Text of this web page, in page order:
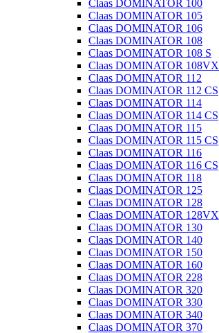
Claas DOMINATOR 100
Claas DOMINATOR 105
Claas DOMINATOR 106
Claas DOMINATOR 108
Claas DOMINATOR 108 S
Claas DOMINATOR 108VX
Claas DOMINATOR 112
Claas DOMINATOR 112 CS
Claas DOMINATOR 114
Claas DOMINATOR 114 CS
Claas DOMINATOR 115
Claas DOMINATOR 115 CS
Claas DOMINATOR 116
Claas DOMINATOR 116 CS
Claas DOMINATOR 118
Claas DOMINATOR 125
Claas DOMINATOR 128
Claas DOMINATOR 128VX
Claas DOMINATOR 130
Claas DOMINATOR 140
Claas DOMINATOR 150
Claas DOMINATOR 160
Claas DOMINATOR 228
Claas DOMINATOR 320
Claas DOMINATOR 330
Claas DOMINATOR 340
Claas DOMINATOR 370